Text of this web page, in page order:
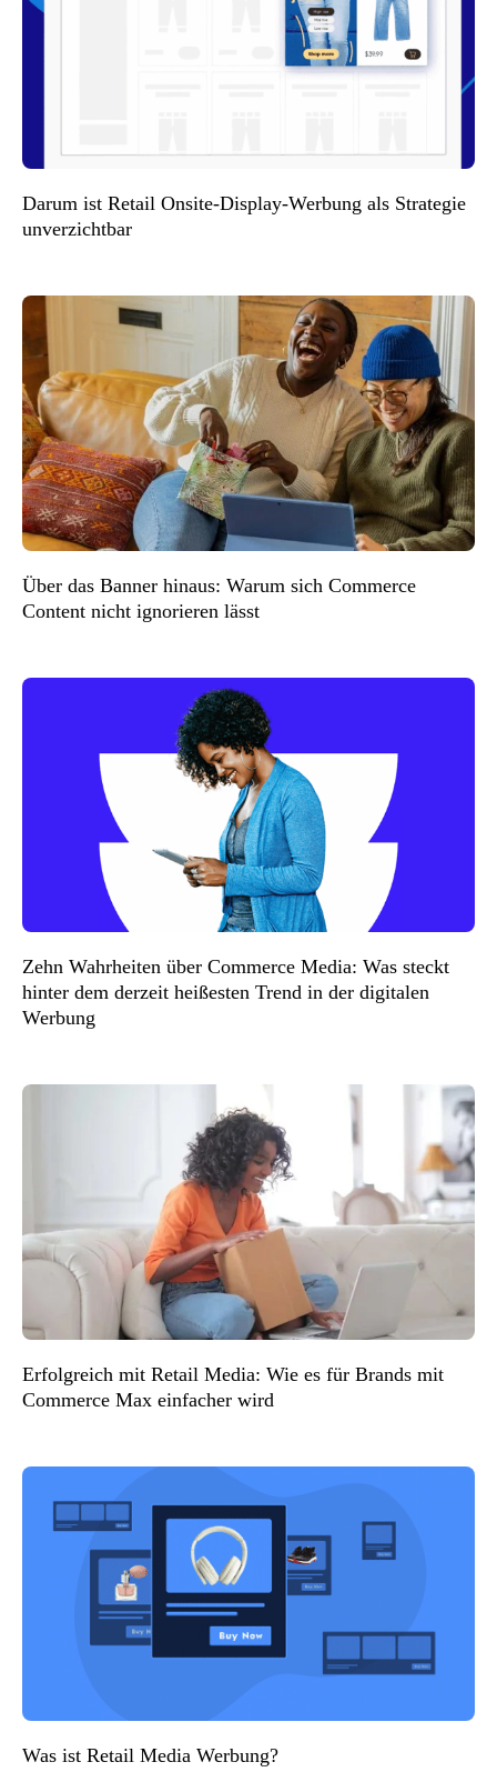
Darum ist Retail Onsite-Display-Werbung als Strategie
unverzichtbar
Über das Banner hinaus: Warum sich Commerce
Content nicht ignorieren lässt
Zehn Wahrheiten über Commerce Media: Was steckt
hinter dem derzeit heißesten Trend in der digitalen
Werbung
Erfolgreich mit Retail Media: Wie es für Brands mit
Commerce Max einfacher wird
Was ist Retail Media Werbung?